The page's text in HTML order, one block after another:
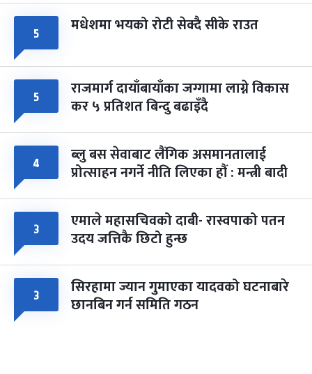
५ मधेशमा भयको रोटी सेक्दै सीके राउत
५ राजमार्ग दायाँबायाँका जग्गामा लाग्ने विकास
कर ५ प्रतिशत बिन्दु बढाइँदै
४ ब्लु बस सेवाबाट लैंगिक असमानतालाई
प्रोत्साहन नगर्ने नीति लिएका हौं : मन्त्री बादी
३ एमाले महासचिवको दाबी- रास्वपाको पतन
उदय जत्तिकै छिटो हुन्छ
३ सिरहामा ज्यान गुमाएका यादवको घटनाबारे
छानबिन गर्न समिति गठन